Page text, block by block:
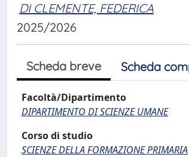
DI CLEMENTE, FEDERICA
2025/2026
Scheda breve Scheda
Facoltà/Dipartimento
DIPARTIMENTO DI SCIENZE UMANE
Corso di studio
SCIENZE DELLA FORMAZIONE PRIMARIA